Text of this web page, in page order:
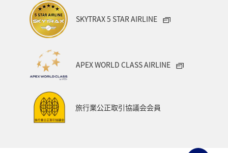
ANAの取り組み（サステナブル、社会貢献）
編集長のおすすめ
SKYTRAX 5 STAR AIRLINE
APEX WORLD CLASS AIRLINE
旅行業公正取引協議会会員